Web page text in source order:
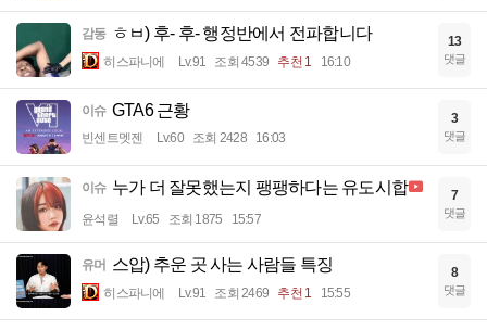
감동 ㅎㅂ) 후- 후- 행정반에서 전파합니다
히스파니에 Lv.91 조회 4539 추천 1 16:10
13
댓글
이슈 GTA6 근황
빈센트멧젠 Lv.60 조회 2428 16:03
3
댓글
이슈 누가 더 잘못했는지 팽팽하다는 유도시합
윤석렬 Lv.65 조회 1875 15:57
7
댓글
유머 스압) 추운 곳 사는 사람들 특징
히스파니에 Lv.91 조회 2469 추천 1 15:55
8
댓글